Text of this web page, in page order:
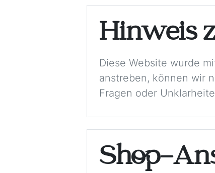
Hinweis
Diese Website wurde
anstreben, können wir
Fragen oder
Shop-